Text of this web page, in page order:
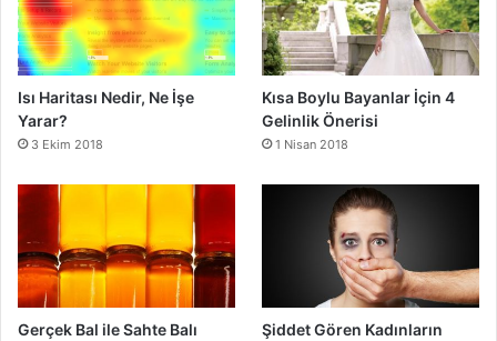
Isı Haritası Nedir, Ne İşe
Yarar?
3 Ekim 2018
Kısa Boylu Bayanlar İçin 4
Gelinlik Önerisi
1 Nisan 2018
Gerçek Bal ile Sahte Balı
Şiddet Gören Kadınların